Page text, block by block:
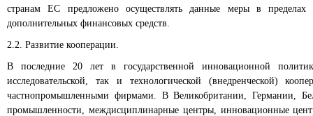
странам ЕС предложено осуществлять данные меры в
дополнительных финансовых средств.
2.2. Развитие кооперации.
В последние 20 лет в государственной инновационной
исследовательской, так и технологической (внедренческой)
частнопромышленными фирмами. В Великобритании, Германии,
промышленности, междисциплинарные центры, инновационные